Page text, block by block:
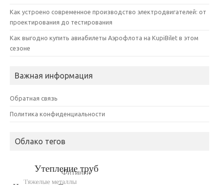
Как устроено современное производство электродвигателей: от
проектирования до тестирования
Как выгодно купить авиабилеты Аэрофлота на KupiBilet в этом
сезоне
Важная информация
Обратная связь
Политика конфиденциальности
Облако тегов